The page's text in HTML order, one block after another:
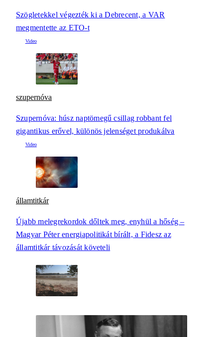
Szögletekkel végezték ki a Debrecent, a VAR
megmentette az ETO-t
szupernóva
Szupernóva: húsz naptömegű csillag robbant fel
gigantikus erővel, különös jelenséget produkálva
államtitkár
Újabb melegrekordok dőltek meg, enyhül a hőség –
Magyar Péter energiapolitikát bírált, a Fidesz az
államtitkár távozását követeli